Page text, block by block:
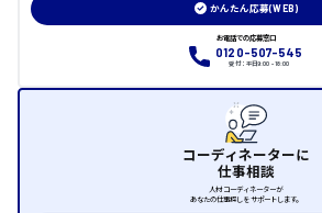
三原市
かんたん応募(WEB)
お電話での応募窓口
0120-507-545
受付：平日9:00 - 18:00
コーディネーターに
仕事相談
人材コーディネーターが
あなたの仕事探しをサポートします。